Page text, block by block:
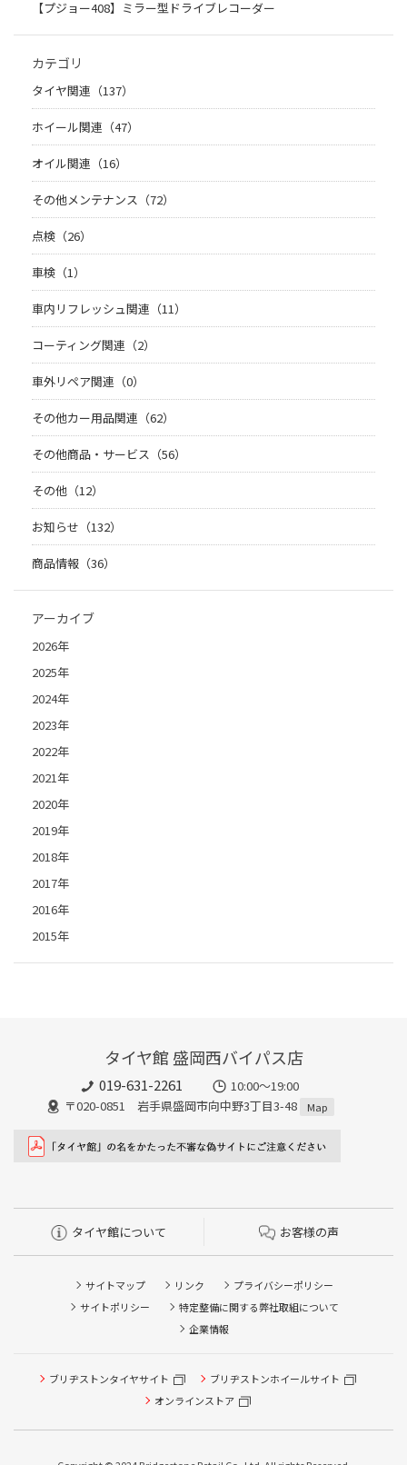
【プジョー408】ミラー型ドライブレコーダー
カテゴリ
タイヤ関連（137）
ホイール関連（47）
オイル関連（16）
その他メンテナンス（72）
点検（26）
車検（1）
車内リフレッシュ関連（11）
コーティング関連（2）
車外リペア関連（0）
その他カー用品関連（62）
その他商品・サービス（56）
その他（12）
お知らせ（132）
商品情報（36）
アーカイブ
2026年
2025年
2024年
2023年
2022年
2021年
2020年
2019年
2018年
2017年
2016年
2015年
タイヤ館 盛岡西バイパス店
019-631-2261
10:00～19:00
〒020-0851 岩手県盛岡市向中野3丁目3-48
Map
タイヤ館について お客様の声
サイトマップ リンク
プライバシーポリシー
サイトポリシー
特定整備に関する弊社取組について
企業情報
ブリヂストンタイヤサイト
ブリヂストンホイールサイト
オンラインストア
ピット作業の予約